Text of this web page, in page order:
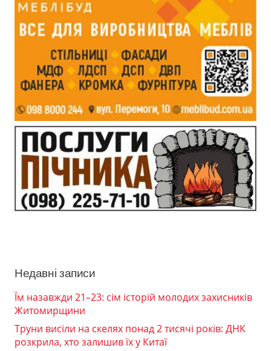
Недавні записи
Їм назавжди 21–23: сім історій молодих захисників
Житомирщини
Труни висіли на скелях понад 2 тисячі років: ДНК
розкрила, хто залишив їх у Китаї